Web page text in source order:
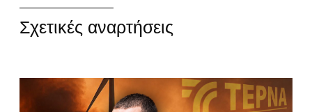
Σχετικές αναρτήσεις